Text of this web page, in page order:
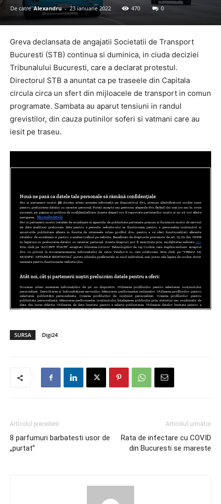
De catre Alexandru - 23 ianuarie 2022 470 0
Greva declansata de angajatii Societatii de Transport
Bucuresti (STB) continua si duminica, in ciuda deciziei
Tribunalului Bucuresti, care a declarat protestul.
Directorul STB a anuntat ca pe traseele din Capitala
circula circa un sfert din mijloacele de transport in comun
programate. Sambata au aparut tensiuni in randul
grevistilor, din cauza putinilor soferi si vatmani care au
iesit pe traseu.
SURSA Digi24
Articolul precedent
8 parfumuri barbatesti usor de
„purtat”
Articolul urmator
Rata de infectare cu COVID
din Bucuresti se mareste